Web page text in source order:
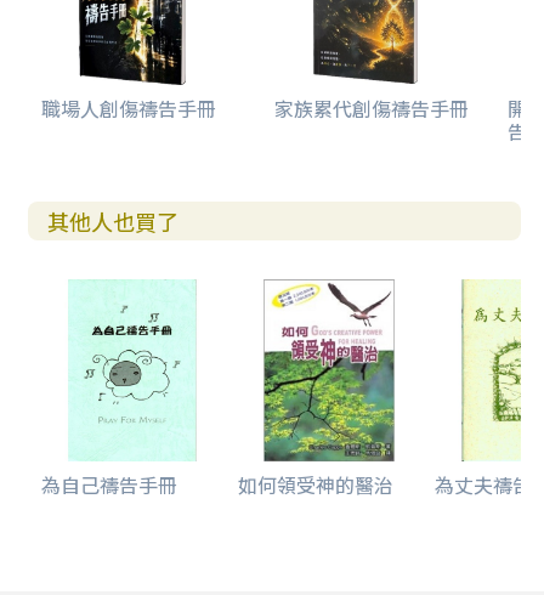
職場人創傷禱告手冊 家族累代創傷禱告手冊 開
告(
其他人也買了
為自己禱告手冊 如何領受神的醫治 為丈夫禱告